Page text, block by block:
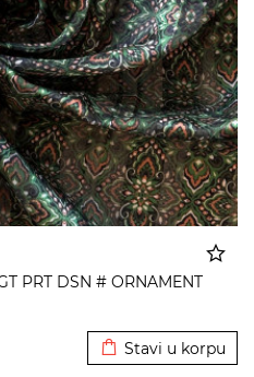
PRT DSN # ORNAMENT
Stavi u korpu